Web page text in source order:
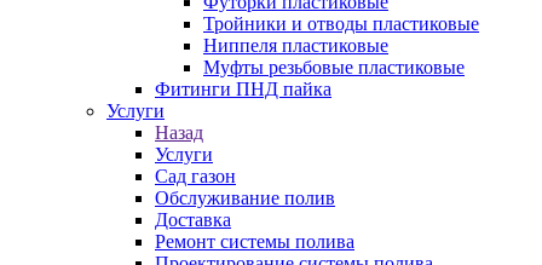
Тройники и отводы пластиковые
Ниппеля пластиковые
Муфты резьбовые пластиковые
Фитинги ПНД пайка
Услуги
Назад
Услуги
Сад газон
Обслуживание полив
Доставка
Ремонт системы полива